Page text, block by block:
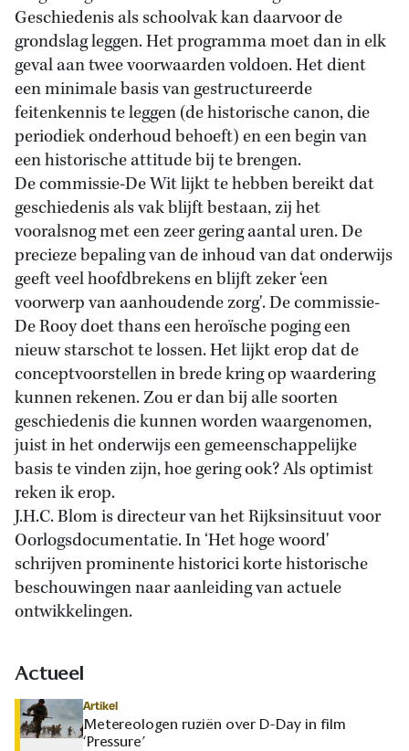
Geschiedenis als schoolvak kan daarvoor de
grondslag leggen. Het programma moet dan in elk
geval aan twee voorwaarden voldoen. Het dient
een minimale basis van gestructureerde
feitenkennis te leggen (de historische canon, die
periodiek onderhoud behoeft) en een begin van
een historische attitude bij te brengen.
De commissie-De Wit lijkt te hebben bereikt dat
geschiedenis als vak blijft bestaan, zij het
vooralsnog met een zeer gering aantal uren. De
precieze bepaling van de inhoud van dat onderwijs
geeft veel hoofdbrekens en blijft zeker ‘een
voorwerp van aanhoudende zorg'. De commissie-
De Rooy doet thans een heroïsche poging een
nieuw starschot te lossen. Het lijkt erop dat de
conceptvoorstellen in brede kring op waardering
kunnen rekenen. Zou er dan bij alle soorten
geschiedenis die kunnen worden waargenomen,
juist in het onderwijs een gemeenschappelijke
basis te vinden zijn, hoe gering ook? Als optimist
reken ik erop.
J.H.C. Blom is directeur van het Rijksinsituut voor
Oorlogsdocumentatie. In ‘Het hoge woord'
schrijven prominente historici korte historische
beschouwingen naar aanleiding van actuele
ontwikkelingen.
Actueel
Artikel
Metereologen ruziën over D-Day in film
‘Pressure’